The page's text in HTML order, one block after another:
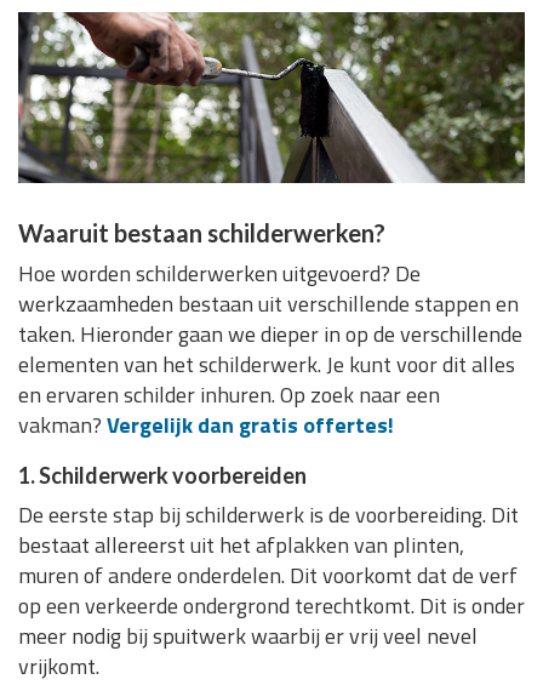
Waaruit bestaan schilderwerken?
Hoe worden schilderwerken uitgevoerd? De
werkzaamheden bestaan uit verschillende stappen en
taken. Hieronder gaan we dieper in op de verschillende
elementen van het schilderwerk. Je kunt voor dit alles
en ervaren schilder inhuren. Op zoek naar een
vakman?Vergelijk dan gratis offertes!
1. Schilderwerk voorbereiden
De eerste stap bij schilderwerk is de voorbereiding. Dit
bestaat allereerst uit het afplakken van plinten,
muren of andere onderdelen. Dit voorkomt dat de verf
op een verkeerde ondergrond terechtkomt. Dit is onder
meer nodig bij spuitwerk waarbij er vrij veel nevel
vrijkomt.